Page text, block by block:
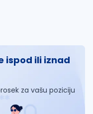
ispod ili iznad
za vašu poziciju